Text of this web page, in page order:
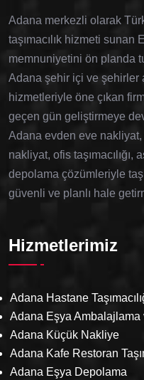
Adana merkezli olarak
taşımacılık hizmeti sunan
memnuniyetini ön planda
Adana şehir içi ve şehirler
hizmetleriyle öne çıkan
geçen gün geliştirmeye
Adana evden eve nakliyat,
nakliyat, ofis taşımacılığı,
depolama çözümleriyle
güvenli ve planlı hale
Hizmetlerimiz
Adana Hastane
Adana Eşya Ambalajlama
Adana Küçük Nakliye
Adana Kafe Restoran
Adana Eşya Depolama